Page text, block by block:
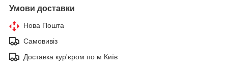
Умови доставки
Нова Пошта
Самовивіз
Доставка кур'єром по м Київ